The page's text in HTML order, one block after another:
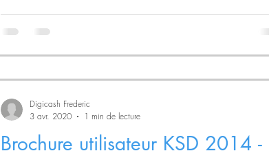
Brochure utilisateur KSD 2014 -
Digicash Frederic
3 avr. 2020
1 min de lecture